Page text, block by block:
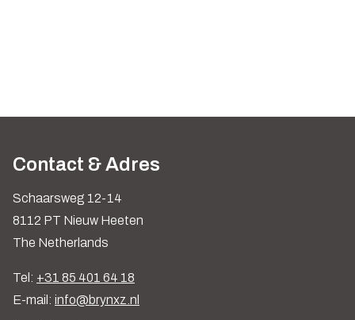
Contact & Adres
Schaarsweg 12-14
8112 PT Nieuw Heeten
The Netherlands
Tel: +31 85 401 64 18
E-mail: info@brynxz.nl